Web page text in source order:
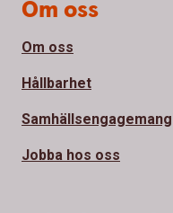
Om oss
Om oss
Hållbarhet
Samhällsengagemang
Jobba hos oss